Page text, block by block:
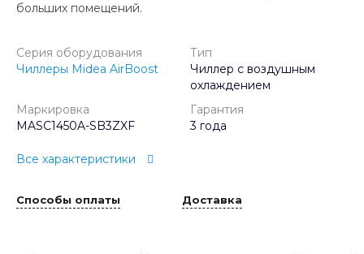
больших помещений.
Серия оборудования
Чиллеры Midea AirBoost
Тип
Чиллер с воздушным
охлаждением
Маркировка
MASC1450A-SB3ZXF
Гарантия
3 года
Все характеристики
Способы оплаты Доставка